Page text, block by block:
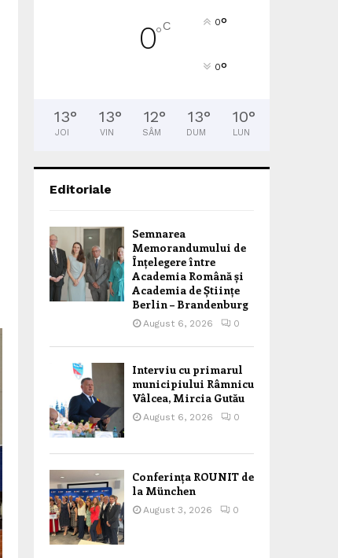
0°C 0°
0°
13°
JOI
13°
VIN
12°
SÂM
13°
DUM
10°
LUN
Editoriale
Semnarea
Memorandumului de
Înțelegere între
Academia Română și
Academia de Științe
Berlin – Brandenburg
August 6, 2026 0
Interviu cu primarul
municipiului Râmnicu
Vâlcea, Mircia Gutău
August 6, 2026 0
Conferința ROUNIT de
la München
August 3, 2026 0